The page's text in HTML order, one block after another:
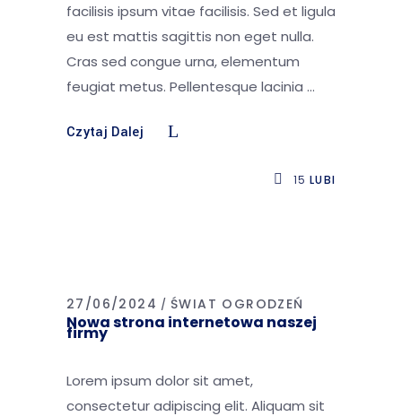
facilisis ipsum vitae facilisis. Sed et ligula
eu est mattis sagittis non eget nulla.
Cras sed congue urna, elementum
feugiat metus. Pellentesque lacinia
Czytaj Dalej
15 LUBI
27/06/2024 ŚWIAT OGRODZEŃ
Nowa strona internetowa naszej
firmy
Lorem ipsum dolor sit amet,
consectetur adipiscing elit. Aliquam sit